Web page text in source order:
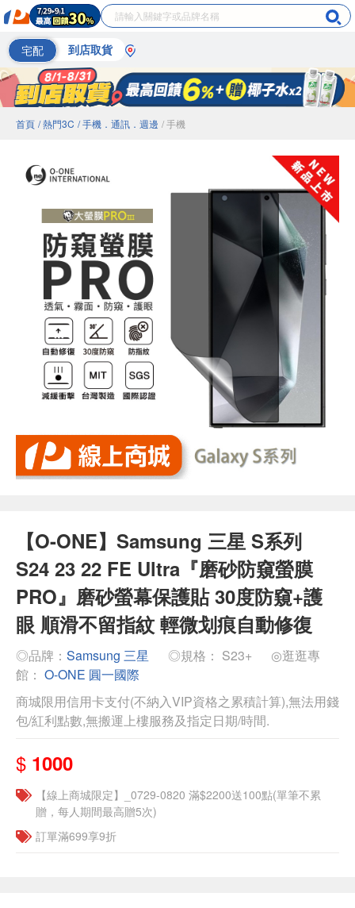
宅配 到店取貨
首頁 / 熱門3C / 手機．通訊．週邊 / 手機
【O-ONE】Samsung 三星 S系列
S24 23 22 FE Ultra『磨砂防窺螢膜
PRO』磨砂螢幕保護貼 30度防窺+護
眼 順滑不留指紋 輕微划痕自動修復
◎品牌： Samsung 三星 ◎規格： S23+
◎逛逛專
館： O-ONE 圓一國際
商城限用信用卡支付(不納入VIP資格之累積計算),無法用錢
包/紅利點數,無搬運上樓服務及指定日期/時間.
$ 1000
【線上商城限定】_0729-0820 滿$2200送100點(單筆不累
贈，每人期間最高贈5次)
訂單滿699享9折